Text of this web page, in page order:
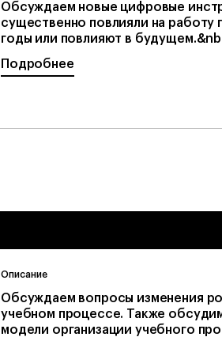
Обсуждаем новые цифровые
существенно повлияли на работу
годы или повлияют в
Подробнее
Описание
Обсуждаем вопросы изменения
учебном процессе. Также
модели организации учебного